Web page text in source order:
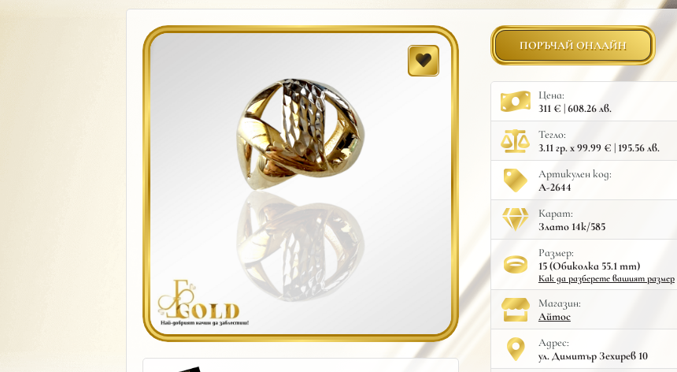
ПОРЪЧАЙ ОНЛАЙН
Цена:
311 € | 608.26 лв.
Тегло:
3.11 гр. x 99.99 € | 195.56 лв.
Артикулен код:
A-2644
Карат:
Злато 14к/585
Размер:
15 (Обиколка 55.1 mm)
Как да разберете вашият размер
Mагазин:
Айтос
Адрес:
ул. Димитър Зехирев 10